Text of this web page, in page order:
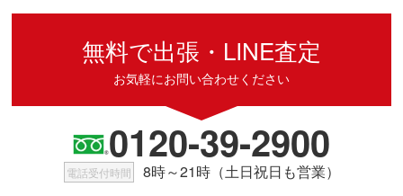
無料で出張・LINE査定
お気軽にお問い合わせください
0120-39-2900
電話受付時間 8時～21時（土日祝日も営業）